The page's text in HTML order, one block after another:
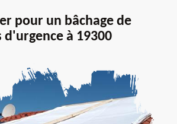
pour un bâchage de
à 19300